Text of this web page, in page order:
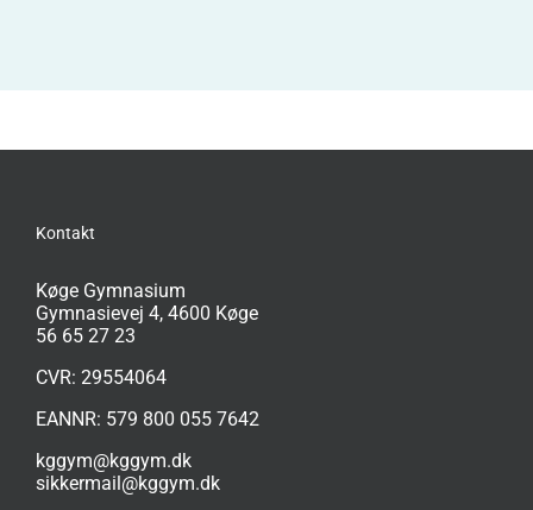
Kontakt
Køge Gymnasium
Gymnasievej 4, 4600 Køge
56 65 27 23
CVR: 29554064
EANNR: 579 800 055 7642
kggym@kggym.dk
sikkermail@kggym.dk